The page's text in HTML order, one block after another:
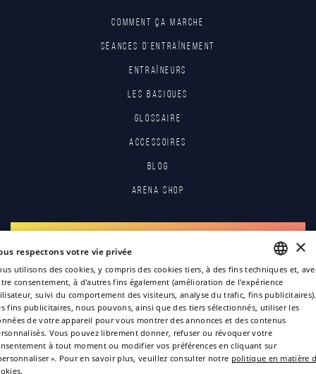
Comment ça marche
Séances d'entraînement
Entraîneurs
Les basiques
Glossaire
Accessoires
Blog
Arena Shop
S'IDENTIFIER ENGLISH
ITALIAN
FRENCH
GERMAN
×
respectons votre vie privée
utilisons des cookies, y compris des cookies tiers, à des fins techniques et,
consentement, à d'autres fins également (amélioration de l'expérience
suivi du comportement des visiteurs, analyse du trafic, fins
fins publicitaires, nous pouvons, ainsi que des tiers sélectionnés, utiliser les
de votre appareil pour vous montrer des annonces et des contenus
Vous pouvez librement donner, refuser ou révoquer votre
à tout moment ou modifier vos préférences en cliquant sur
». Pour en savoir plus, veuillez consulter notre politique en matière